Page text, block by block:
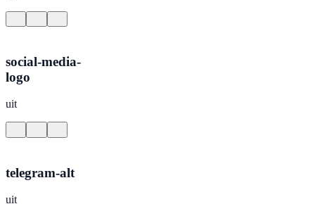
social-media-
logo
uit
telegram-alt
uit